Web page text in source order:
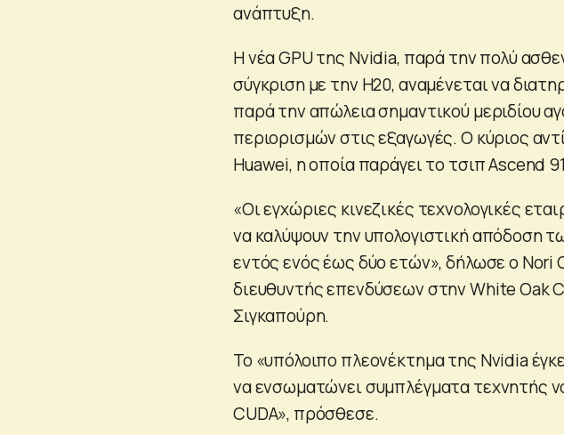
ανάπτυξη.
Η νέα GPU της Nvidia, παρά την πολύ
σύγκριση με την H20, αναμένεται να
παρά την απώλεια σημαντικού μεριδίου
περιορισμών στις εξαγωγές. Ο κύριος
Huawei, η οποία παράγει το τσιπ Ascend
«Οι εγχώριες κινεζικές τεχνολογικές
να καλύψουν την υπολογιστική απόδοση
εντός ενός έως δύο ετών», δήλωσε ο Nori
διευθυντής επενδύσεων στην White Oak
Σιγκαπούρη.
Το «υπόλοιπο πλεονέκτημα της Nvidia
να ενσωματώνει συμπλέγματα τεχνητής
CUDA», πρόσθεσε.